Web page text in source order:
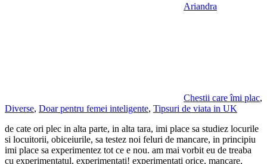
Ariandra
Chestii care îmi plac,
Diverse, Doar pentru femei inteligente, Tipsuri de viata in UK
de cate ori plec in alta parte, in alta tara, imi place sa studiez locurile
si locuitorii, obiceiurile, sa testez noi feluri de mancare, in principiu
imi place sa experimentez tot ce e nou. am mai vorbit eu de treaba
cu experimentatul, experimentati! experimentati orice, mancare,